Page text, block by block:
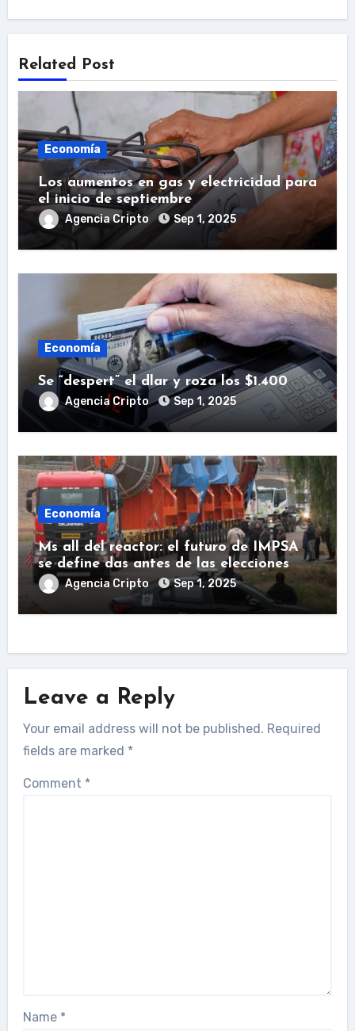
Related Post
Economía
Los aumentos en gas y electricidad para
el inicio de septiembre
Agencia Cripto Sep 1, 2025
Economía
Se “despert” el dlar y roza los $1.400
Agencia Cripto Sep 1, 2025
Economía
Ms all del reactor: el futuro de IMPSA
se define das antes de las elecciones
Agencia Cripto Sep 1, 2025
Leave a Reply
Your email address will not be published. Required
fields are marked *
Comment *
Name *